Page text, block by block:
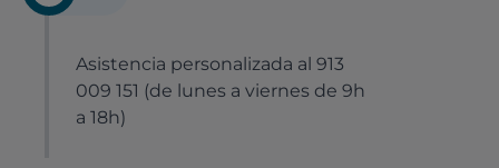
Asistencia personalizada al 913
009 151 (de lunes a viernes de 9h
a 18h)